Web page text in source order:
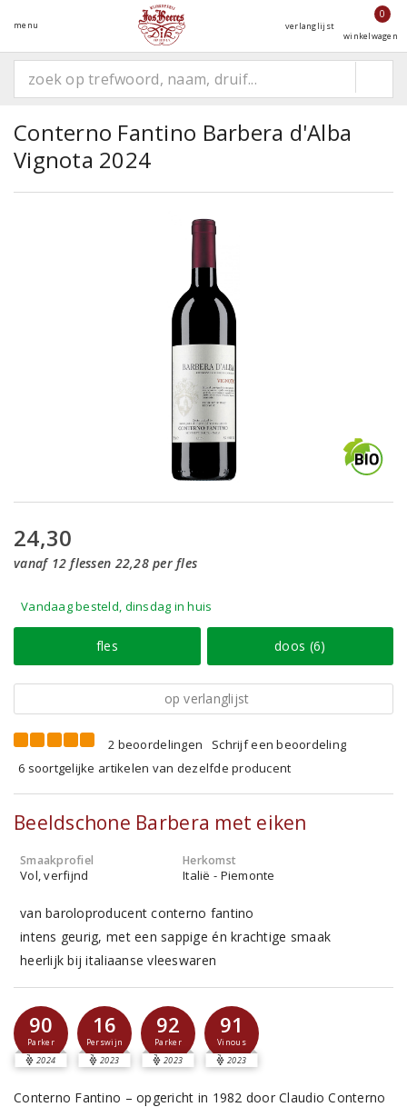
menu verlanglijst
0
winkelwagen
Conterno Fantino Barbera d'Alba
Vignota 2024
24,30
vanaf 12 flessen 22,28 per fles
Vandaag besteld, dinsdag in huis
fles doos (6)
op verlanglijst
2 beoordelingen
Schrijf een beoordeling
6 soortgelijke artikelen van dezelfde producent
Beeldschone Barbera met eiken
Smaakprofiel
Vol, verfijnd
Herkomst
Italië - Piemonte
van baroloproducent conterno fantino
intens geurig, met een sappige én krachtige smaak
heerlijk bij italiaanse vleeswaren
90
Parker
2024
16
Perswijn
2023
92
Parker
2023
91
Vinous
2023
Conterno Fantino – opgericht in 1982 door Claudio Conterno